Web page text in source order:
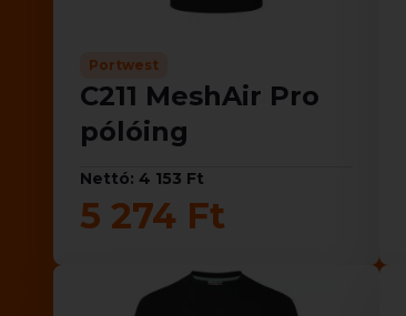
Portwest
C211 MeshAir Pro
pólóing
Nettó: 4 153 Ft
5 274 Ft